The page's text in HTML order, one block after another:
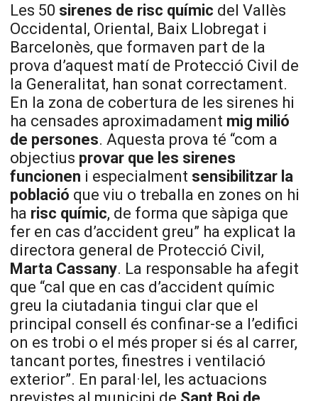
Les 50 sirenes de risc químic del Vallès
Occidental, Oriental, Baix Llobregat i
Barcelonès, que formaven part de la
prova d’aquest matí de Protecció Civil de
la Generalitat, han sonat correctament.
En la zona de cobertura de les sirenes hi
ha censades aproximadament mig milió
de persones. Aquesta prova té “com a
objectius provar que les sirenes
funcionen i especialment sensibilitzar la
població que viu o treballa en zones on hi
ha risc químic, de forma que sàpiga que
fer en cas d’accident greu” ha explicat la
directora general de Protecció Civil,
Marta Cassany. La responsable ha afegit
que “cal que en cas d’accident químic
greu la ciutadania tingui clar que el
principal consell és confinar-se a l’edifici
on es trobi o el més proper si és al carrer,
tancant portes, finestres i ventilació
exterior”. En paral·lel, les actuacions
previstes al municipi de Sant Boi de